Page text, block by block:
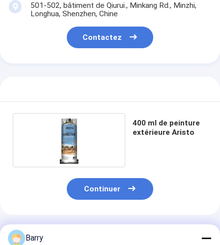
501-502, bâtiment de Qiurui., Minkang Rd., Minzhi,
Longhua, Shenzhen, Chine
Contactez
400 ml de peinture
extérieure Aristo
Continuer
Produits Recommandés
Barry